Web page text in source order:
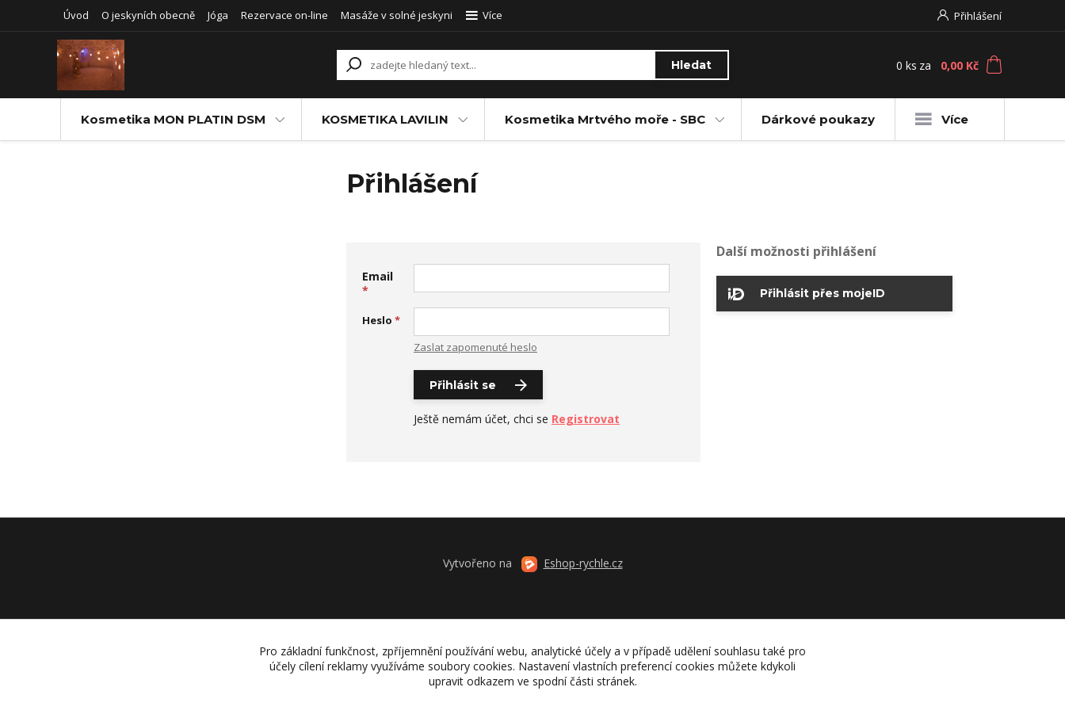
Úvod O jeskyních obecně Jóga Rezervace on-line Masáže v solné jeskyni Více Přihlášení
Hledat 0 ks za 0,00 Kč
Kosmetika MON PLATIN DSM KOSMETIKA LAVILIN Kosmetika Mrtvého moře - SBC Dárkové poukazy Více
Přihlášení
Email
*
Heslo *
Zaslat zapomenuté heslo
Přihlásit se
Ještě nemám účet, chci se Registrovat
Další možnosti přihlášení
Přihlásit přes mojeID
Vytvořeno na Eshop-rychle.cz
Pro základní funkčnost, zpříjemnění používání webu, analytické účely a v případě udělení souhlasu také pro
účely cílení reklamy využíváme soubory cookies. Nastavení vlastních preferencí cookies můžete kdykoli
upravit odkazem ve spodní části stránek.